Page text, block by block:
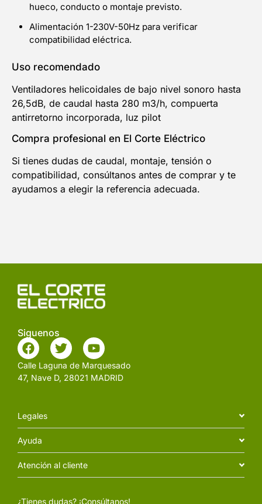
hueco, conducto o montaje previsto.
Alimentación 1-230V-50Hz para verificar
compatibilidad eléctrica.
Uso recomendado
Ventiladores helicoidales de bajo nivel sonoro hasta
26,5dB, de caudal hasta 280 m3/h, compuerta
antirretorno incorporada, luz pilot
Compra profesional en El Corte Eléctrico
Si tienes dudas de caudal, montaje, tensión o
compatibilidad, consúltanos antes de comprar y te
ayudamos a elegir la referencia adecuada.
Siguenos
Calle Laguna de Marquesado
47, Nave D, 28021 MADRID
Legales
Ayuda
Atención al cliente
¿Tienes dudas? ¡Consúltanos!